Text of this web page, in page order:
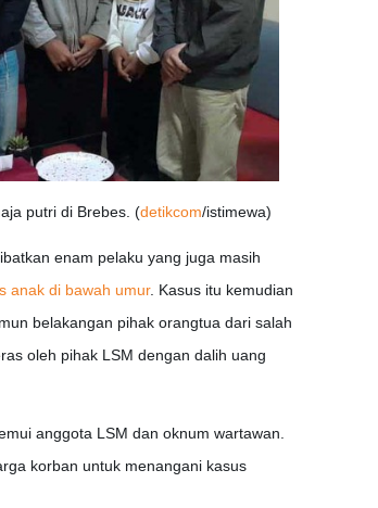
putri di Brebes. (detikcom/istimewa)
enam pelaku yang juga masih
anak di bawah umur. Kasus itu kemudian
belakangan pihak orangtua dari salah
oleh pihak LSM dengan dalih uang
anggota LSM dan oknum wartawan.
korban untuk menangani kasus